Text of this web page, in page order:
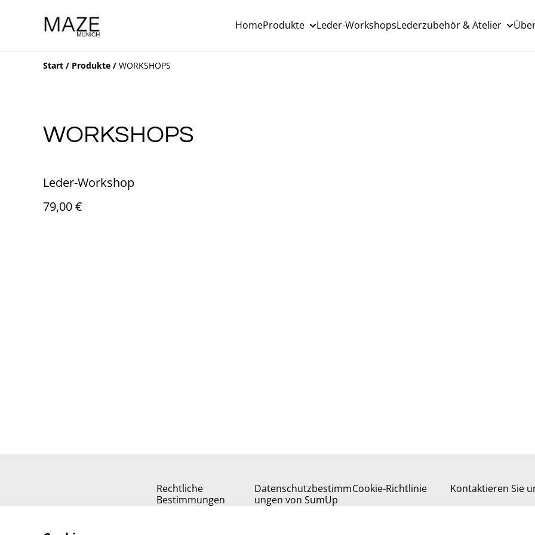
HomeProdukte Leder-WorkshopsLederzubehör & Atelier
Start / Produkte / WORKSHOPS
WORKSHOPS
Leder-Workshop
79,00 €
Rechtliche
Bestimmungen
Datenschutzbestimm
ungen von SumUp
Cookie-Richtlinie Kontaktieren Sie